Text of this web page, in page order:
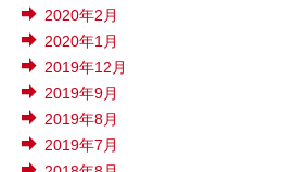
2020年2月
2020年1月
2019年12月
2019年9月
2019年8月
2019年7月